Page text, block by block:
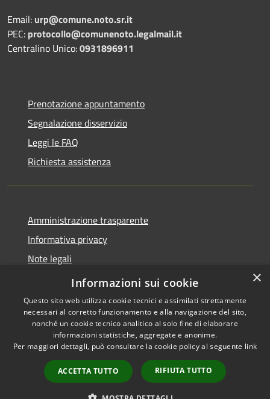
Email: urp@comune.noto.sr.it
PEC: protocollo@comunenoto.legalmail.it
Centralino Unico:0931896911
Prenotazione appuntamento
Segnalazione disservizio
Leggi le FAQ
Richiesta assistenza
Amministrazione trasparente
Informativa privacy
Note legali
Dichiarazione di accessibilità
Accessibilità
Copyright © 2026 • Città di
Noto • Powered by
Municipium•
Accesso
redazione
×
Informazioni sui cookie
Questo sito web utilizza cookie tecnici e assimilati strettamente
necessari al corretto funzionamento e alla navigazione del sito,
nonché un cookie tecnico analitico al solo fine di elaborare
informazioni statistiche, aggregate e anonime.
Per maggiori dettagli, può consultare la cookie policy al seguente link
ACCETTA TUTTO RIFIUTA TUTTO